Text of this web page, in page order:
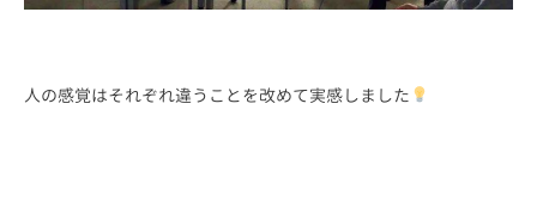
人の感覚はそれぞれ違うことを改めて実感しました